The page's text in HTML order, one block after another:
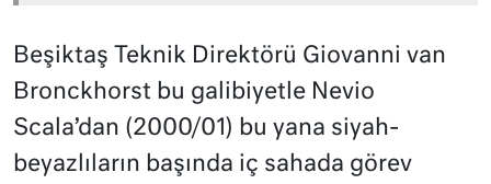
Beşiktaş Teknik Direktörü Giovanni van
Bronckhorst bu galibiyetle Nevio
Scala’dan (2000/01) bu yana siyah-
beyazlıların başında iç sahada görev